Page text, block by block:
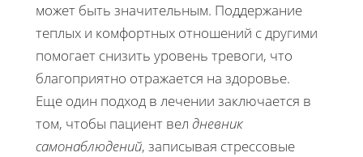
может быть значительным. Поддержание
теплых и комфортных отношений с другими
помогает снизить уровень тревоги, что
благоприятно отражается на здоровье.
Еще один подход в лечении заключается в
том, чтобы пациент вел дневник
самонаблюдений, записывая стрессовые